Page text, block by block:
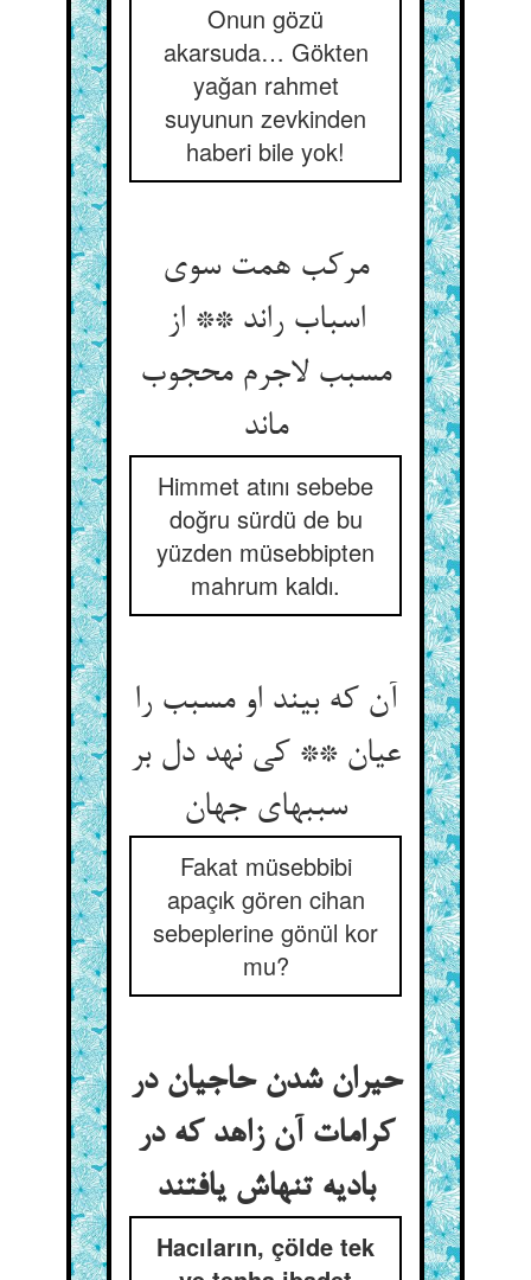
Onun gözü
akarsuda… Gökten
yağan rahmet
suyunun zevkinden
haberi bile yok!
مرکب همت سوی
اسباب راند ** از
مسبب لاجرم محجوب
ماند
Himmet atını sebebe
doğru sürdü de bu
yüzden müsebbipten
mahrum kaldı.
آن که بیند او مسبب را
عیان ** کی نهد دل بر
سببهای جهان‏
Fakat müsebbibi
apaçık gören cihan
sebeplerine gönül kor
mu?
حیران شدن حاجیان در
کرامات آن زاهد که در
بادیه تنهاش یافتند
Hacıların, çölde tek